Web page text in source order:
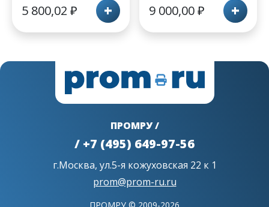
5 800,02 ₽ + 9 000,00₽ +
ПРОМРУ /
/ +7 (495) 649-97-56
г.Москва, ул.5-я кожуховская 22 к 1
prom@prom-ru.ru